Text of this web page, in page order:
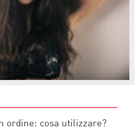
ordine: cosa utilizzare?